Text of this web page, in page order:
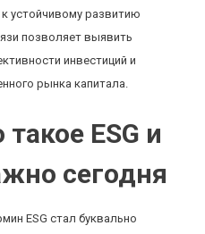
устойчивому развитию
позволяет выявить
инвестиций и
рынка капитала.
ESG и
сегодня
ESG стал буквально